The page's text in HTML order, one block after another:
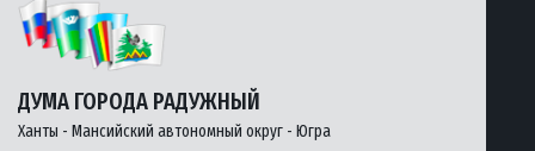
ДУМА ГОРОДА РАДУЖНЫЙ
Ханты - Мансийский автономный округ - Югра